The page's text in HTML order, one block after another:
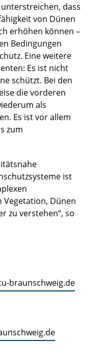
dass
von Dünen
erhöhen können –
Bedingungen
Eine weitere
Es ist nicht
schützt. Bei den
die vorderen
als
Es ist vor allem
zum
ist
Vegetation, Dünen
zu verstehen“, so
braunschweig.de